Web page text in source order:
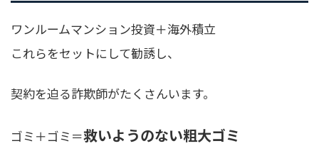
ワンルームマンション投資＋海外積立
これらをセットにして勧誘し、
契約を迫る詐欺師がたくさんいます。
ゴミ＋ゴミ＝救いようのない粗大ゴミ